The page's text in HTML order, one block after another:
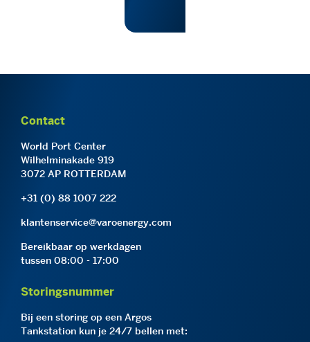
Contact
World Port Center
Wilhelminakade 919
3072 AP ROTTERDAM
+31 (0) 88 1007 222
klantenservice@varoenergy.com
Bereikbaar op werkdagen
tussen 08:00 - 17:00
Storingsnummer
Bij een storing op een Argos
Tankstation kun je 24/7 bellen met: